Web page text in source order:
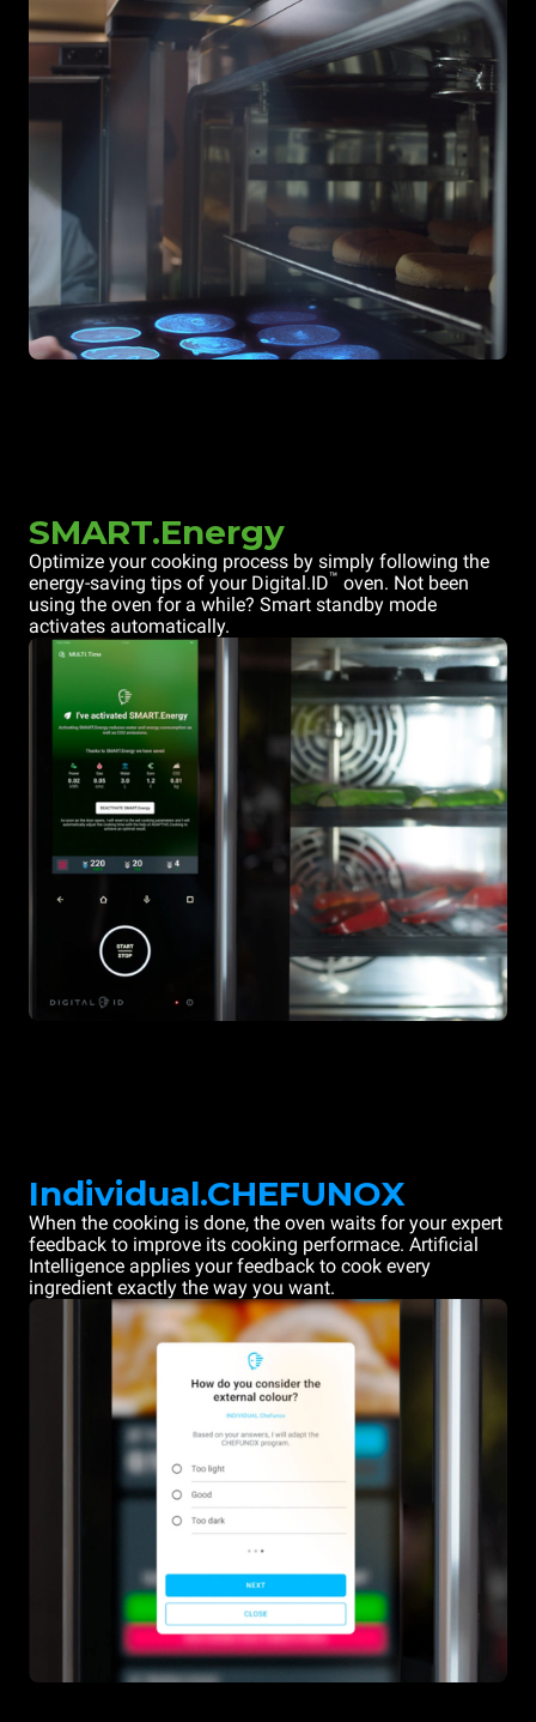
SMART.Energy
Optimize your cooking process by simply following the
energy-saving tips of your Digital.ID™ oven. Not been
using the oven for a while? Smart standby mode
activates automatically.
Individual.CHEFUNOX
When the cooking is done, the oven waits for your expert
feedback to improve its cooking performace. Artificial
Intelligence applies your feedback to cook every
ingredient exactly the way you want.